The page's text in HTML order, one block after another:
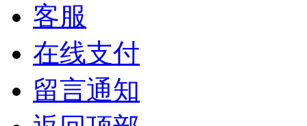
客服
在线支付
留言通知